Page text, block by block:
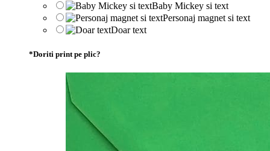
Baby Mickey si text
Personaj magnet si text
Doar text
*Doriti print pe plic?